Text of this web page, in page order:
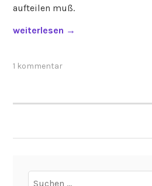
aufteilen muß.
„
i
weiterlesen →
1 kommentar